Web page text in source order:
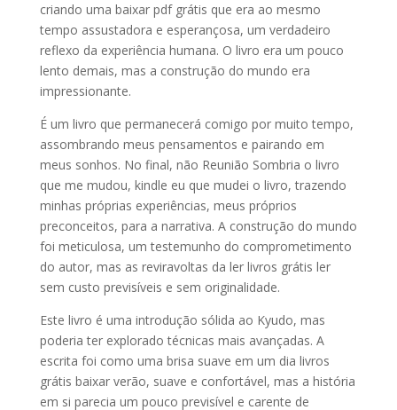
criando uma baixar pdf grátis que era ao mesmo
tempo assustadora e esperançosa, um verdadeiro
reflexo da experiência humana. O livro era um pouco
lento demais, mas a construção do mundo era
impressionante.
É um livro que permanecerá comigo por muito tempo,
assombrando meus pensamentos e pairando em
meus sonhos. No final, não Reunião Sombria o livro
que me mudou, kindle eu que mudei o livro, trazendo
minhas próprias experiências, meus próprios
preconceitos, para a narrativa. A construção do mundo
foi meticulosa, um testemunho do comprometimento
do autor, mas as reviravoltas da ler livros grátis ler
sem custo previsíveis e sem originalidade.
Este livro é uma introdução sólida ao Kyudo, mas
poderia ter explorado técnicas mais avançadas. A
escrita foi como uma brisa suave em um dia livros
grátis baixar verão, suave e confortável, mas a história
em si parecia um pouco previsível e carente de